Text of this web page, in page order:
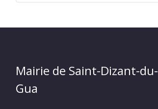
Mairie de Saint-Dizant-du-
Gua